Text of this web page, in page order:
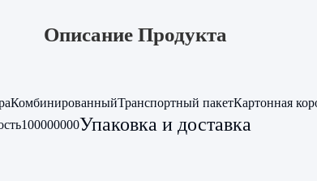
Описание Продукта
КомбинированныйТранспортный пакетКартонная
100000000Упаковка и доставка